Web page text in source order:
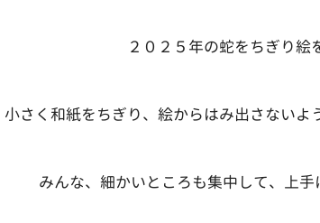
２０２５年の蛇をちぎり絵
小さく和紙をちぎり、絵からはみ出さないよ
みんな、細かいところも集中して、上